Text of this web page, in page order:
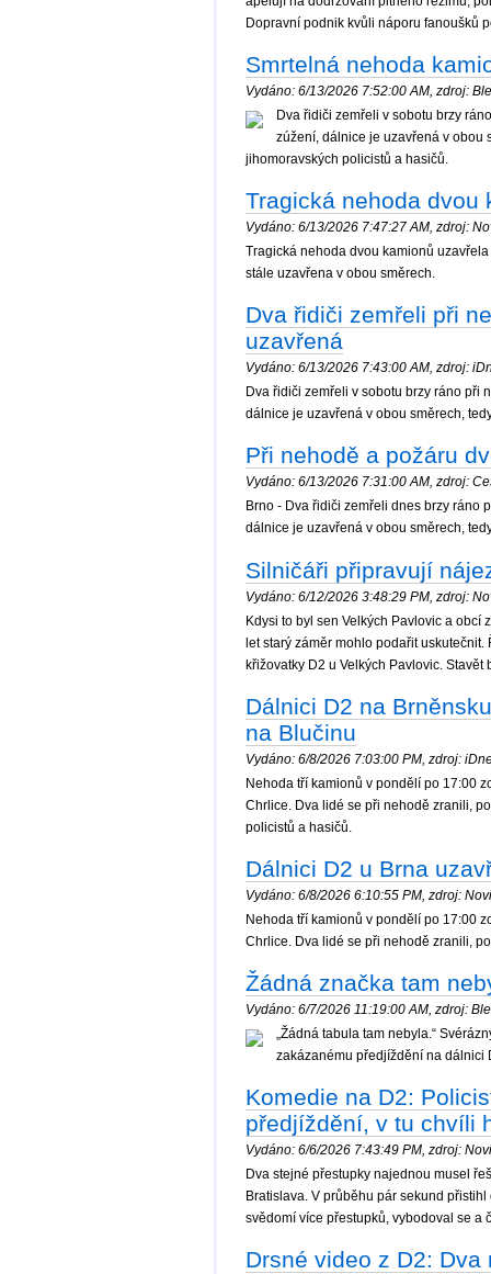
Dopravní podnik kvůli náporu fanoušků
Smrtelná nehoda
Vydáno: 6/13/2026 7:52:00 AM, zdroj:
Dva řidiči zemřeli v sobotu brzy
zúžení, dálnice je uzavřená v obou
jihomoravských policistů a hasičů.
Tragická nehoda dvou
Vydáno: 6/13/2026 7:47:27 AM, zdroj:
Tragická nehoda dvou kamionů
stále uzavřena v obou směrech.
Dva řidiči zemřeli při
uzavřená
Vydáno: 6/13/2026 7:43:00 AM, zdroj:
Dva řidiči zemřeli v sobotu brzy ráno při
dálnice je uzavřená v obou směrech,
Při nehodě a požáru
Vydáno: 6/13/2026 7:31:00 AM, zdroj:
Brno - Dva řidiči zemřeli dnes brzy ráno
dálnice je uzavřená v obou směrech,
Silničáři připravují
Vydáno: 6/12/2026 3:48:29 PM, zdroj:
Kdysi to byl sen Velkých Pavlovic a obcí
let starý záměr mohlo podařit
křižovatky D2 u Velkých Pavlovic. Stavět
Dálnici D2 na
na Blučinu
Vydáno: 6/8/2026 7:03:00 PM, zdroj:
Nehoda tří kamionů v pondělí po 17:00
Chrlice. Dva lidé se při nehodě zranili,
policistů a hasičů.
Dálnici D2 u Brna
Vydáno: 6/8/2026 6:10:55 PM, zdroj:
Nehoda tří kamionů v pondělí po 17:00
Chrlice. Dva lidé se při nehodě zranili,
Žádná značka tam
Vydáno: 6/7/2026 11:19:00 AM, zdroj:
„Žádná tabula tam nebyla.“
zakázanému předjíždění na dálnici
Komedie na D2:
předjíždění, v tu chvíli
Vydáno: 6/6/2026 7:43:49 PM, zdroj:
Dva stejné přestupky najednou musel
Bratislava. V průběhu pár sekund
svědomí více přestupků, vybodoval se a
Drsné video z D2: